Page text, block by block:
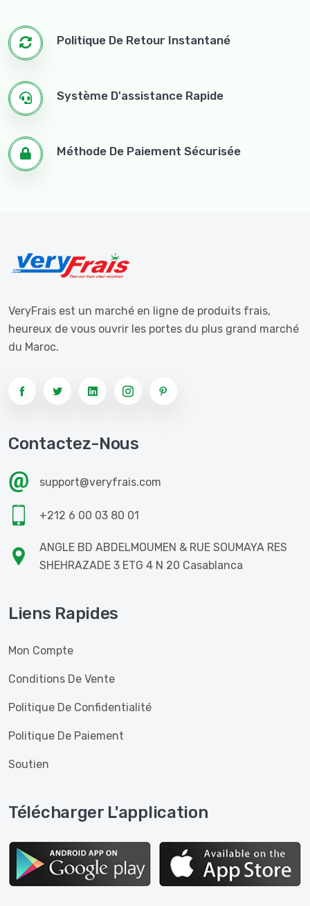
Politique De Retour Instantané
Système D'assistance Rapide
Méthode De Paiement Sécurisée
VeryFrais est un marché en ligne de produits frais,
heureux de vous ouvrir les portes du plus grand marché
du Maroc.
Contactez-Nous
support@veryfrais.com
+212 6 00 03 80 01
ANGLE BD ABDELMOUMEN & RUE SOUMAYA RES
SHEHRAZADE 3 ETG 4 N 20 Casablanca
Liens Rapides
Mon Compte
Conditions De Vente
Politique De Confidentialité
Politique De Paiement
Soutien
Télécharger L'application